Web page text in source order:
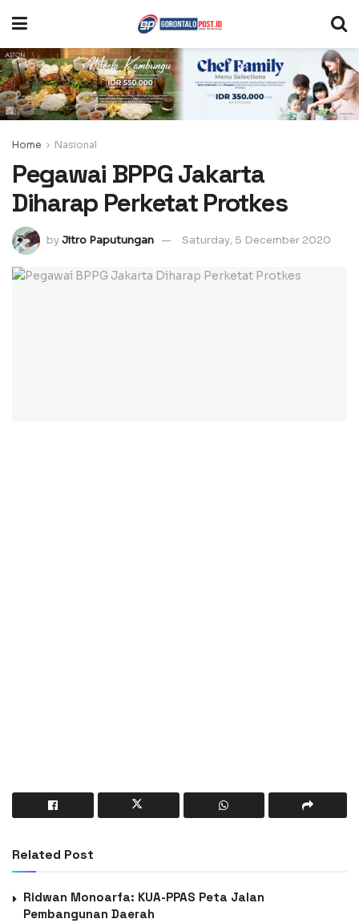
Home Nasional
Pegawai BPPG Jakarta
Diharap Perketat Protkes
byJitro Paputungan Saturday, 5 December 2020
Related Post
Ridwan Monoarfa: KUA-PPAS Peta Jalan
Pembangunan Daerah